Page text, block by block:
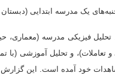
یک مدرسه ابتدایی
فیزیکی مدرسه (معماری،
و تحلیل آموزشی (با
خود آمده است. این گزارش